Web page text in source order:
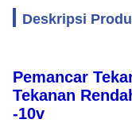
Deskripsi
Pemancar
Tekanan
-10v